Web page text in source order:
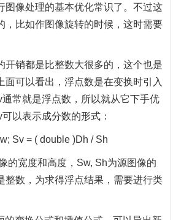
图像处理的基本优化常识了。不过这
，比如作图像旋转的时候，这时需要
开销都是比整数大很多的，这个也是
面可以看出，浮点数是在变换时引入
通常就是浮点数，所以就从它下手优
以表示成分数的形式：
Sv = ( double )Dh / Sh
的宽度和高度，Sw, Sh为源图像的
整数，为求得浮点结果，需要进行类